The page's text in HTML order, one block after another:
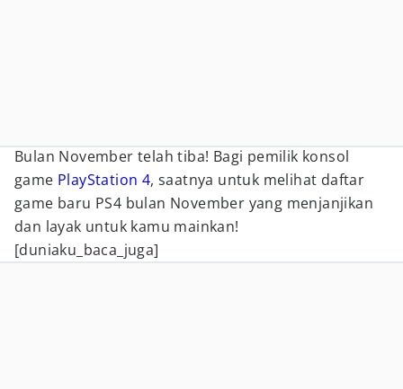
Bulan November telah tiba! Bagi pemilik konsol
game PlayStation 4, saatnya untuk melihat daftar
game baru PS4 bulan November yang menjanjikan
dan layak untuk kamu mainkan!
[duniaku_baca_juga]